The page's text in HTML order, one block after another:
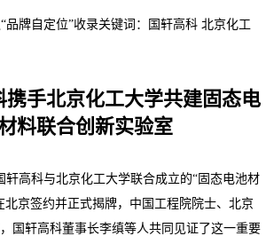
牌自定位”收录关键词：国轩高科 北京化工
手北京化工大学共建固态电
料联合创新实验室
高科与北京化工大学联合成立的“固态电池材
北京签约并正式揭牌，中国工程院院士、北京
国轩高科董事长李缜等人共同见证了这一重要